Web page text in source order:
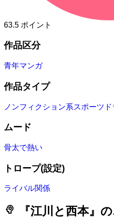
63.5 ポイント
作品区分
青年マンガ
作品タイプ
ノンフィクション系スポーツド
ムード
骨太で熱い
トロープ(設定)
ライバル関係
psychology 『江川と西本』